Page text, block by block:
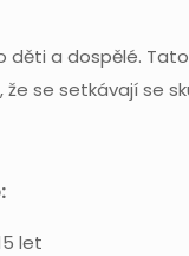
a dospělé.
se setkávají se
let